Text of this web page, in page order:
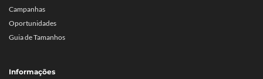
Campanhas
Oportunidades
Guia de Tamanhos
Informações